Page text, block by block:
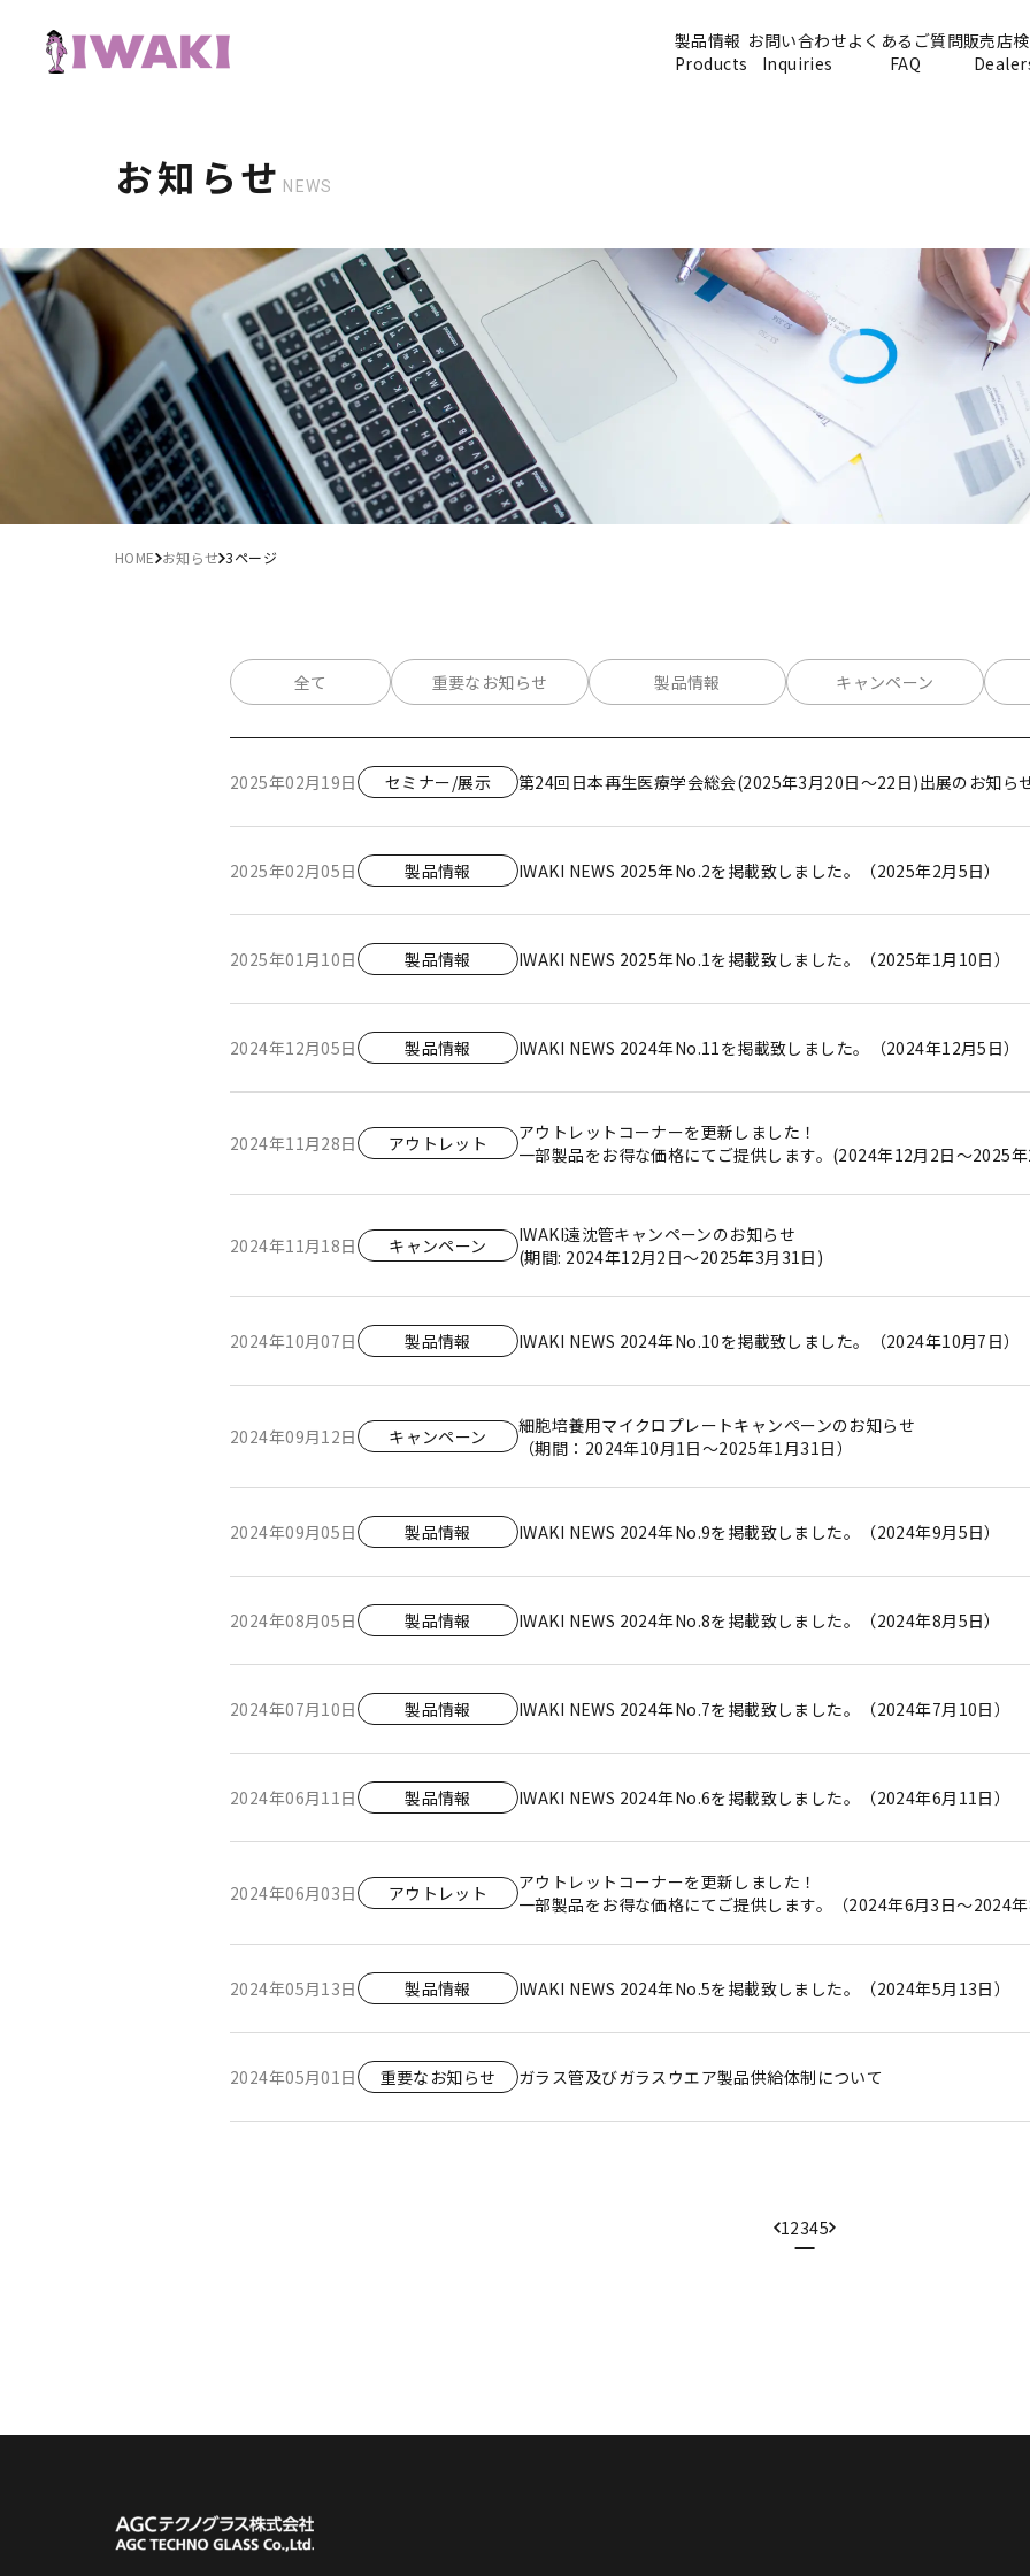
製品情報
Products
お問い合わせ
Inquiries
よくあるご質問
FAQ
販売店
お知らせ NEWS
HOME お知らせ 3ページ
全て 重要なお知らせ 製品情報 キャンペーン
2025年02月19日 セミナー/展示 第24回日本再生医療学会総会(2025年3月20日～22日)出展のお知ら
2025年02月05日 製品情報 IWAKI NEWS 2025年No.2を掲載致しました。（2025年2月5日）
2025年01月10日 製品情報 IWAKI NEWS 2025年No.1を掲載致しました。（2025年1月10日）
2024年12月05日 製品情報 IWAKI NEWS 2024年No.11を掲載致しました。（2024年12月5日）
2024年11月28日 アウトレット
アウトレットコーナーを更新しました！
一部製品をお得な価格にてご提供します。(2024年12月2日～2025
2024年11月18日 キャンペーン
IWAKI遠沈管キャンペーンのお知らせ
(期間: 2024年12月2日～2025年3月31日)
2024年10月07日 製品情報 IWAKI NEWS 2024年No.10を掲載致しました。（2024年10月7日）
2024年09月12日 キャンペーン
細胞培養用マイクロプレートキャンペーンのお知らせ
（期間：2024年10月1日～2025年1月31日）
2024年09月05日 製品情報 IWAKI NEWS 2024年No.9を掲載致しました。（2024年9月5日）
2024年08月05日 製品情報 IWAKI NEWS 2024年No.8を掲載致しました。（2024年8月5日）
2024年07月10日 製品情報 IWAKI NEWS 2024年No.7を掲載致しました。（2024年7月10日）
2024年06月11日 製品情報 IWAKI NEWS 2024年No.6を掲載致しました。（2024年6月11日）
2024年06月03日 アウトレット
アウトレットコーナーを更新しました！
一部製品をお得な価格にてご提供します。（2024年6月3日～2024年
2024年05月13日 製品情報 IWAKI NEWS 2024年No.5を掲載致しました。（2024年5月13日）
2024年05月01日 重要なお知らせ ガラス管及びガラスウエア製品供給体制について
12345